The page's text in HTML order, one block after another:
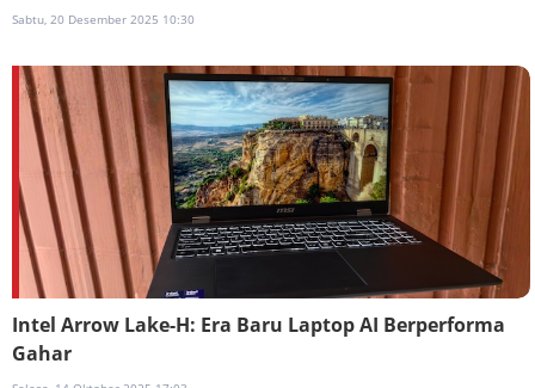
Sabtu, 20 Desember 2025 10:30
Intel Arrow Lake-H: Era Baru Laptop AI Berperforma
Gahar